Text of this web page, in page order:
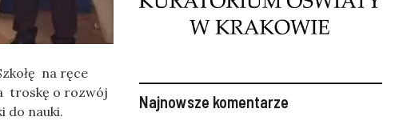
na ręce
troskę o rozwój
do nauki.
Najnowsze komentarze